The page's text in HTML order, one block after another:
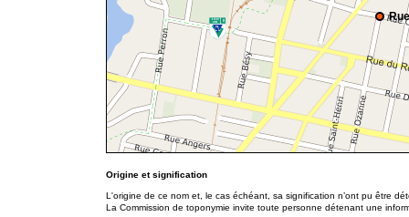
Origine et signification
L'origine de ce nom et, le cas échéant, sa signification n’ont pu être
La Commission de toponymie invite toute personne détenant une